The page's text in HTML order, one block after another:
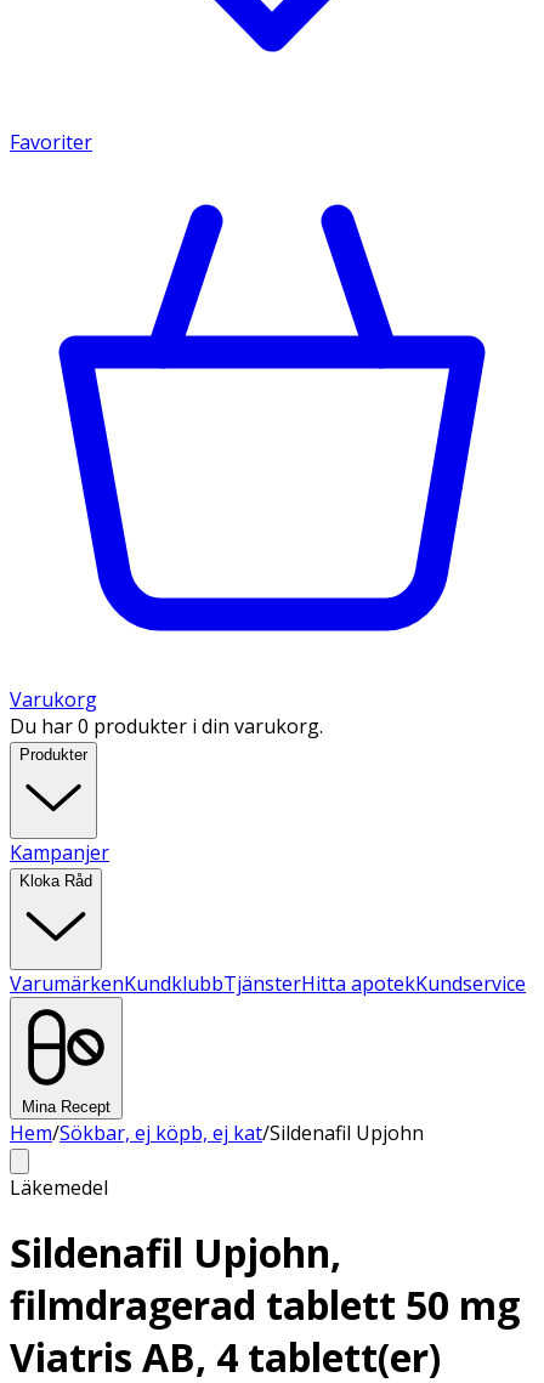
Favoriter
Varukorg
Du har 0 produkter i din varukorg.
Produkter
Kampanjer
Kloka Råd
VarumärkenKundklubbTjänsterHitta apotekKundservice
Mina Recept
Hem/Sökbar, ej köpb, ej kat/Sildenafil Upjohn
Läkemedel
Sildenafil Upjohn,
filmdragerad tablett 50 mg
Viatris AB, 4 tablett(er)